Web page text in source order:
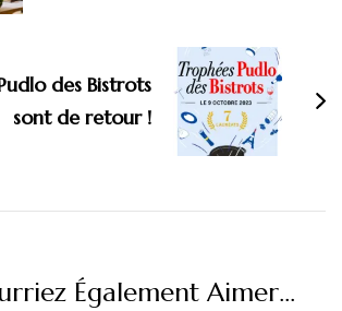
des Bistrots
sont de retour !
Également Aimer...